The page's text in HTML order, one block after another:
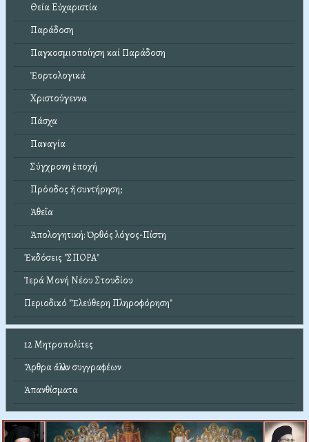
Θεία Εὐχαριστία
Παράδοση
Παγκοσμιοποίηση καί Παράδοση
Ἑορτολογικά
Χριστούγεννα
Πάσχα
Παναγία
Σύγχρονη ἐποχή
Πρόοδος ἤ συντήρηση;
Ἀθεΐα
Ἀπολογητική: Ὀρθός λόγος-Πίστη
Ἐκδόσεις "ΣΠΟΡΑ"
Ἱερά Μονή Νέου Στουδίου
Περιοδικό "Ἐλεύθερη Πληροφόρηση"
12 Μητροπολίτες
Ἄρθρα ἄλλων συγγραφέων
Ἀπανθίσματα